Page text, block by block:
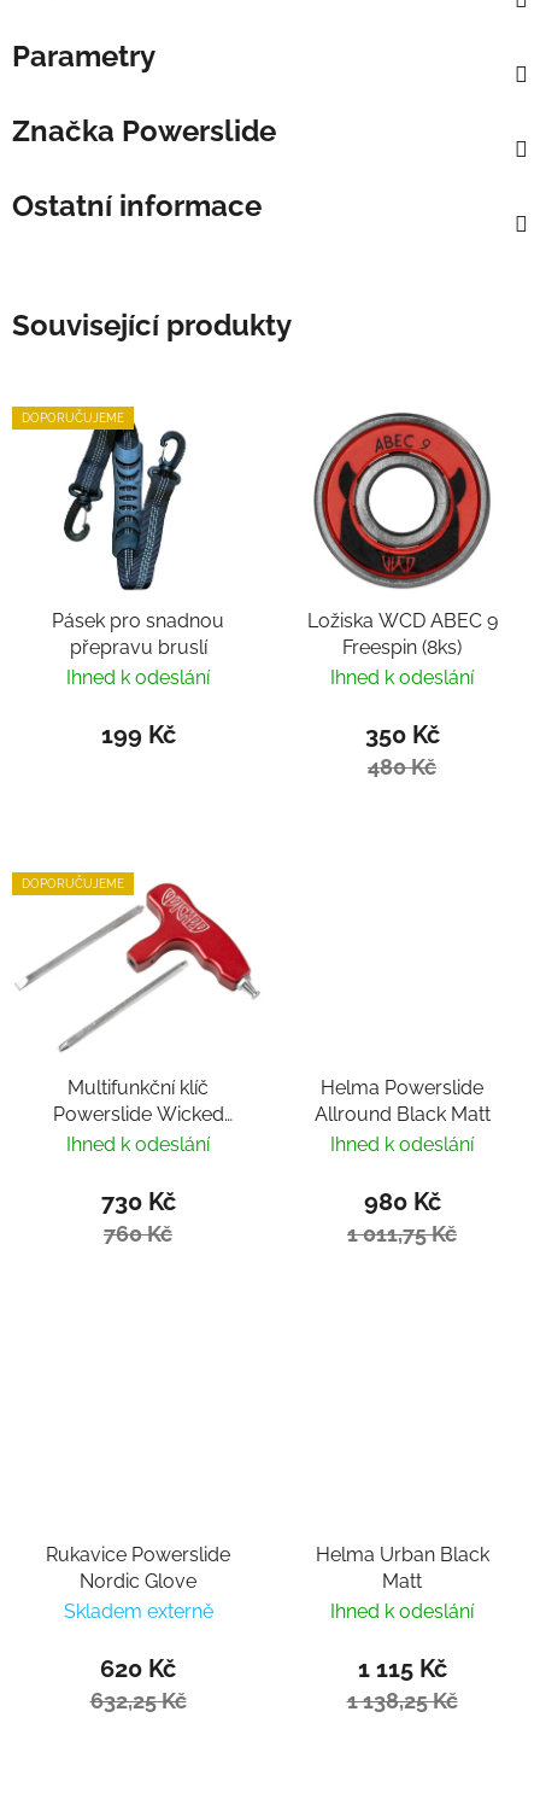
Parametry
Značka Powerslide
Ostatní informace
Související produkty
DOPORUČUJEME
Pásek pro snadnou
přepravu bruslí
Ihned k odeslání
199 Kč
Ložiska WCD ABEC 9
Freespin (8ks)
Ihned k odeslání
350 Kč
480 Kč
DOPORUČUJEME
Multifunkční klíč
Powerslide Wicked
Hardcore Tool
Ihned k odeslání
730 Kč
760 Kč
Helma Powerslide
Allround Black Matt
Ihned k odeslání
980 Kč
1 011,75 Kč
Rukavice Powerslide
Nordic Glove
Skladem externě
620 Kč
632,25 Kč
Helma Urban Black
Matt
Ihned k odeslání
1 115 Kč
1 138,25 Kč